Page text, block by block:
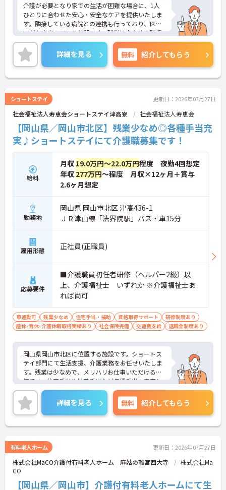
介護が必要となり家での生活が困難な場合に、1人
ひとりに合わせた安心・安全なケアを提供いたしま
す。隣接している病院との連携も行っており、医療
面がも充実している施設です。残業は少なめの職場
となっているため、家庭との両立がしやすい求人で
す。ご興味のある方には、面接対策ポイントなど、
さらに詳細をお話しいたしますのでお気軽にご相談
ください！
詳細を見る 無料 紹介してもらう
ショートステイ 更新日：2026年07月27日
社会福祉法人寿恵会ショートステイ津高寮 社会福祉法人寿恵会
【岡山県／岡山市北区】残業少なめ◎各種手当充
実♪ショートステイにて介護職募集です！
給料
月収 19.0万円～22.0万円程度 夜勤4回想定
年収 277万円～程度 月収×12ヶ月＋賞与
2.6ヶ月想定
勤務地
岡山県 岡山市北区 津高436-1
ＪＲ津山線「法界院駅」バス・車15分
雇用形態 正社員(正職員)
応募要件
■介護職員初任者研修（ヘルパー2級）以
上、介護福祉士 いずれか ※介護福祉士あ
れば尚可
車通勤可 残業少なめ 住宅手当・補助 資格取得サポート
研修制度あり
産休･育休･介護休暇取得実績あり
社会保険完備 交通費支給 退職金制度あり
岡山県岡山市北区に位置する施設です。ショートス
テイ部門にて生活支援、介護業務をお任せいたしま
す。残業は少なめで、メリハリお仕事いただける環
境です。住宅手当や扶養手当など各種手当も充実し
ております。
ご興味のある方は気軽に担当アドバイザーへご質問
ください。
詳細を見る 無料 紹介してもらう
有料老人ホーム 更新日：2026年07月27日
株式会社MaCO介護付有料老人ホーム 麻姑の離宮西大寺
株式会社Ma
CO
【岡山県／岡山市】介護付有料老人ホームにて生